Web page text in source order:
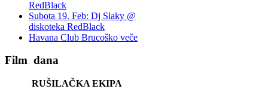
RedBlack
Subota 19. Feb: Dj Slaky @
diskoteka RedBlack
Havana Club Brucoško veče
Film dana
RUŠILAČKA EKIPA